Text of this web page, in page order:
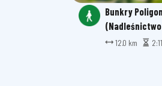
Bunkry
12.0 km